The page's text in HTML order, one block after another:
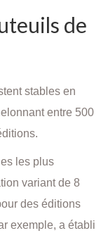
de
stables en
entre 500
les plus
variant de 8
des éditions
exemple, a établi